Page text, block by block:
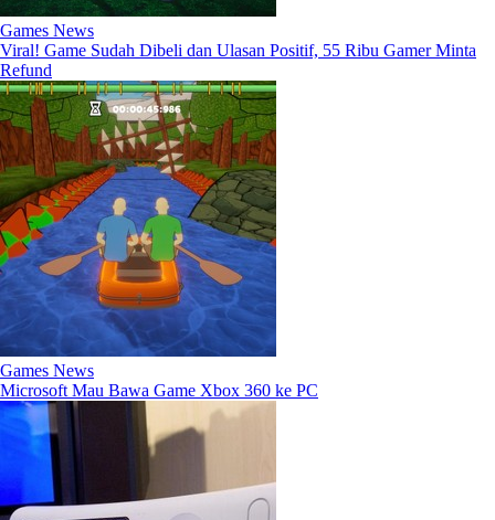
Games News
Viral! Game Sudah Dibeli dan Ulasan Positif, 55 Ribu Gamer Minta
Refund
Games News
Microsoft Mau Bawa Game Xbox 360 ke PC